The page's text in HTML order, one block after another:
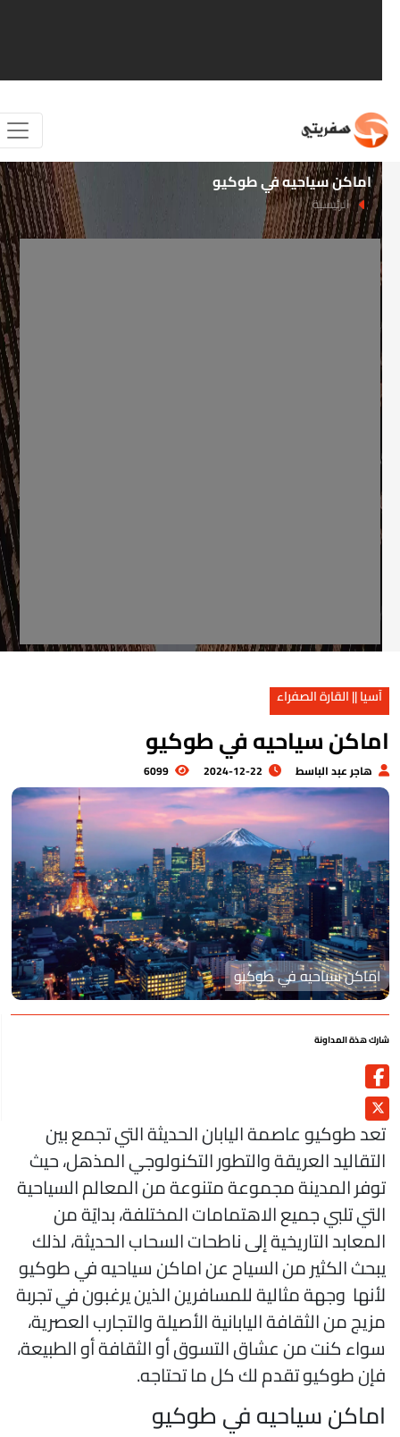
اماكن سياحيه في طوكيو
الرئيسية
آسيا || القارة الصفراء
سياحيه في طوكيو
هاجر عبد الباسط 2024-12-22
6099
اماكن سياحيه في طوكيو
هذة المداونة
طوكيو عاصمة اليابان الحديثة التي تجمع بين
العريقة والتطور التكنولوجي المذهل، حيث
المدينة مجموعة متنوعة من المعالم السياحية
تلبي جميع الاهتمامات المختلفة، بدايًة من
التاريخية إلى ناطحات السحاب الحديثة، لذلك
الكثير من السياح عن اماكن سياحيه في طوكيو
وجهة مثالية للمسافرين الذين يرغبون في تجربة
من الثقافة اليابانية الأصيلة والتجارب العصرية،
كنت من عشاق التسوق أو الثقافة أو الطبيعة،
طوكيو تقدم لك كل ما تحتاجه.
سياحيه في طوكيو